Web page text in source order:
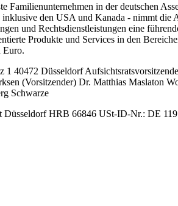
Familienunternehmen in der deutschen
inklusive den USA und Kanada - nimmt
und Rechtsdienstleistungen eine
Produkte und Services in den
Euro.
40472 Düsseldorf
(Vorsitzender) Dr. Matthias Maslaton
Schwarze
Düsseldorf HRB 66846 USt-ID-Nr.: DE